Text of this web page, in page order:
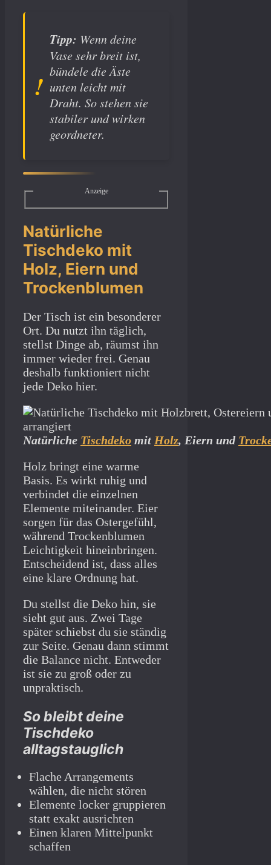
Tipp: Wenn deine
Vase sehr breit ist,
bündele die Äste
unten leicht mit
Draht. So stehen sie
stabiler und wirken
geordneter.
Anzeige
Natürliche
Tischdeko mit
Holz, Eiern und
Trockenblumen
Der Tisch ist ein besonderer
Ort. Du nutzt ihn täglich,
stellst Dinge ab, räumst ihn
immer wieder frei. Genau
deshalb funktioniert nicht
jede Deko hier.
Natürliche Tischdeko mit Holz, Eiern und
Holz bringt eine warme
Basis. Es wirkt ruhig und
verbindet die einzelnen
Elemente miteinander. Eier
sorgen für das Ostergefühl,
während Trockenblumen
Leichtigkeit hineinbringen.
Entscheidend ist, dass alles
eine klare Ordnung hat.
Du stellst die Deko hin, sie
sieht gut aus. Zwei Tage
später schiebst du sie ständig
zur Seite. Genau dann stimmt
die Balance nicht. Entweder
ist sie zu groß oder zu
unpraktisch.
So bleibt deine
Tischdeko
alltagstauglich
Flache Arrangements
wählen, die nicht stören
Elemente locker gruppieren
statt exakt ausrichten
Einen klaren Mittelpunkt
schaffen